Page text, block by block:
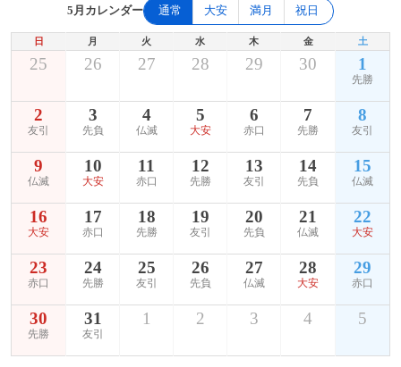
5月カレンダー 通常 大安 満月 祝日
日 月 火 水 木 金 土
25 26 27 28 29 30 1
先勝
2
友引
3
先負
4
仏滅
5
大安
6
赤口
7
先勝
8
友引
9
仏滅
10
大安
11
赤口
12
先勝
13
友引
14
先負
15
仏滅
16
大安
17
赤口
18
先勝
19
友引
20
先負
21
仏滅
22
大安
23
赤口
24
先勝
25
友引
26
先負
27
仏滅
28
大安
29
赤口
30
先勝
31
友引
1 2 3 4 5